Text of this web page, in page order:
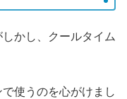
かし、クールタイム
使うのを心がけまし